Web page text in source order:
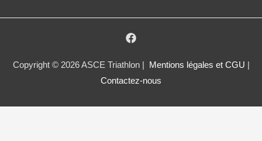
Copyright © 2026 ASCE Triathlon | Mentions légales et CGU
Contactez-nous